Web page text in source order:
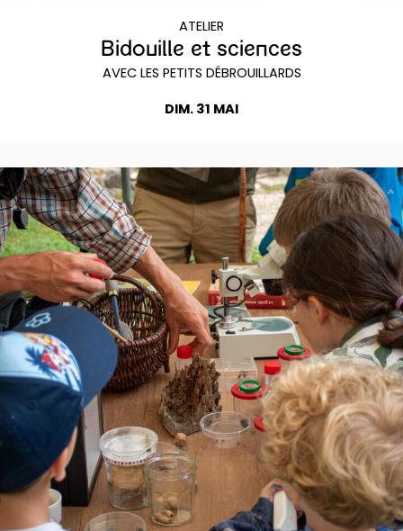
ATELIER
Bidouille et sciences
AVEC LES PETITS DÉBROUILLARDS
DIM. 31 MAI